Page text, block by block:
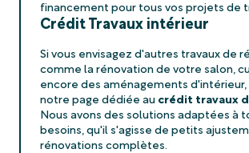
financement pour tous vos projets de
Crédit Travaux intérieur
Si vous envisagez d'autres travaux de
comme la rénovation de votre salon,
encore des aménagements
notre page dédiée au crédit travaux
Nous avons des solutions adaptées à
besoins, qu'il s'agisse de petits
rénovations complètes.